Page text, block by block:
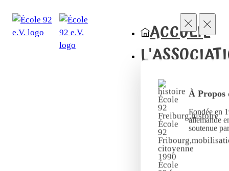
ACCUEIL
À Propos
Fondée en
allemande
soutenue